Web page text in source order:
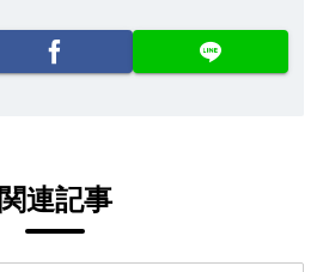
関連記事